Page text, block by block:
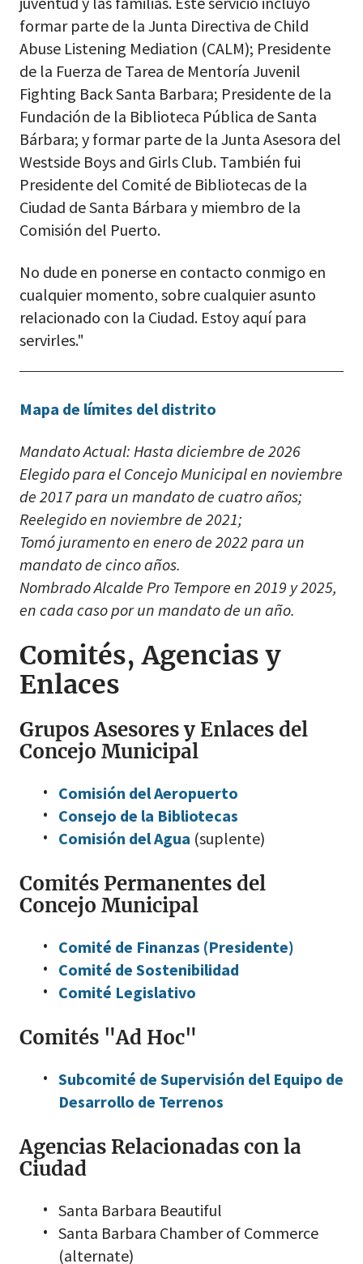
formar parte de la Junta Directiva de Child
Abuse Listening Mediation (CALM); Presidente
de la Fuerza de Tarea de Mentoría Juvenil
Fighting Back Santa Barbara; Presidente de la
Fundación de la Biblioteca Pública de Santa
Bárbara; y formar parte de la Junta Asesora del
Westside Boys and Girls Club. También fui
Presidente del Comité de Bibliotecas de la
Ciudad de Santa Bárbara y miembro de la
Comisión del Puerto.
No dude en ponerse en contacto conmigo en
cualquier momento, sobre cualquier asunto
relacionado con la Ciudad. Estoy aquí para
servirles."
Mapa de límites del distrito
Mandato Actual: Hasta diciembre de 2026
Elegido para el Concejo Municipal en noviembre
de 2017 para un mandato de cuatro años;
Reelegido en noviembre de 2021;
Tomó juramento en enero de 2022 para un
mandato de cinco años.
Nombrado Alcalde Pro Tempore en 2019 y 2025,
en cada caso por un mandato de un año.
Comités, Agencias y
Enlaces
Grupos Asesores y Enlaces del
Concejo Municipal
Comisión del Aeropuerto
Consejo de la Bibliotecas
Comisión del Agua (suplente)
Comités Permanentes del
Concejo Municipal
Comité de Finanzas (Presidente)
Comité de Sostenibilidad
Comité Legislativo
Comités "Ad Hoc"
Subcomité de Supervisión del Equipo de
Desarrollo de Terrenos
Agencias Relacionadas con la
Ciudad
Santa Barbara Beautiful
Santa Barbara Chamber of Commerce
(alternate)